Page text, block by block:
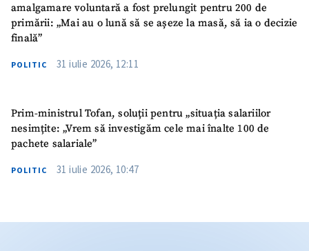
amalgamare voluntară a fost prelungit pentru 200 de
primării: „Mai au o lună să se așeze la masă, să ia o decizie
finală”
POLITIC 31 iulie 2026, 12:11
Prim-ministrul Tofan, soluții pentru „situația salariilor
nesimțite: „Vrem să investigăm cele mai înalte 100 de
pachete salariale”
POLITIC 31 iulie 2026, 10:47